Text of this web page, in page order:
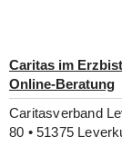
Caritas im
Online-Beratung
Caritasverband
80 • 51375